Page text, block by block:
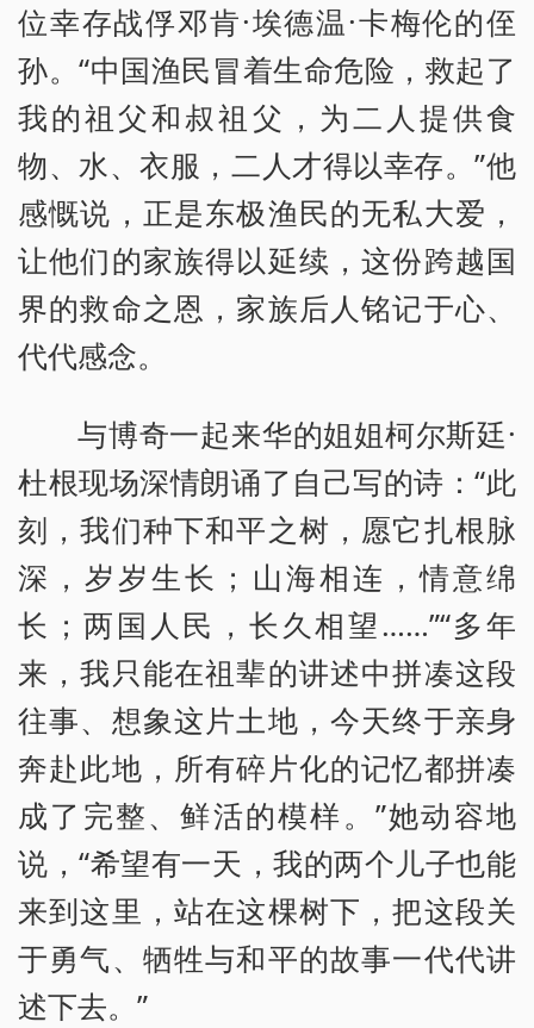
位幸存战俘邓肯·埃德温·卡梅伦的侄
孙。“中国渔民冒着生命危险，救起了
我的祖父和叔祖父，为二人提供食
物、水、衣服，二人才得以幸存。”他
感慨说，正是东极渔民的无私大爱，
让他们的家族得以延续，这份跨越国
界的救命之恩，家族后人铭记于心、
代代感念。
与博奇一起来华的姐姐柯尔斯廷·
杜根现场深情朗诵了自己写的诗：“此
刻，我们种下和平之树，愿它扎根脉
深，岁岁生长；山海相连，情意绵
长；两国人民，长久相望……”“多年
来，我只能在祖辈的讲述中拼凑这段
往事、想象这片土地，今天终于亲身
奔赴此地，所有碎片化的记忆都拼凑
成了完整、鲜活的模样。”她动容地
说，“希望有一天，我的两个儿子也能
来到这里，站在这棵树下，把这段关
于勇气、牺牲与和平的故事一代代讲
述下去。”